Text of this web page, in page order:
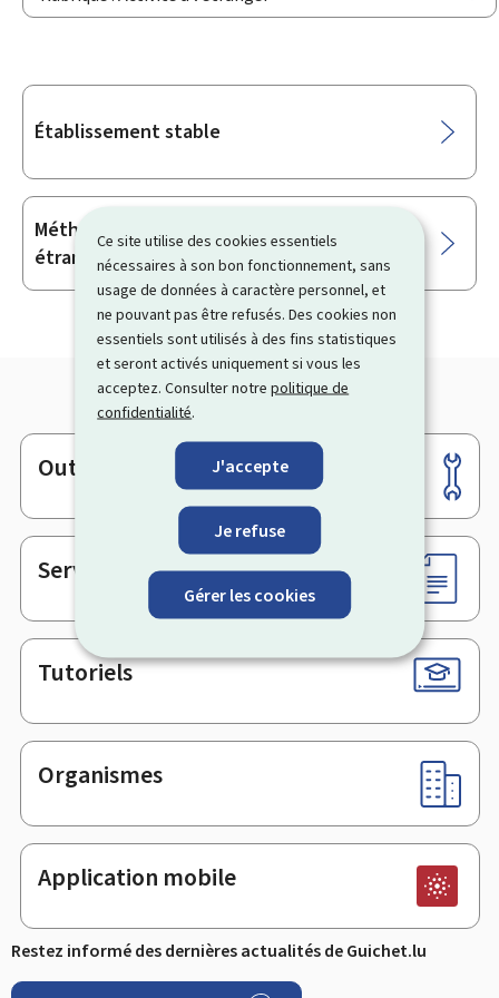
Ce site utilise des cookies essentiels
nécessaires à son bon fonctionnement, sans
usage de données à caractère personnel, et
ne pouvant pas être refusés. Des cookies non
essentiels sont utilisés à des fins statistiques
et seront activés uniquement si vous les
acceptez. Consulter notrepolitique de
confidentialité.
J'accepte
Je refuse
Gérer les cookies
Sous-
Établissement stable
Méthode de l’imputation de l’impôt
étranger
Pied
de
page
Outils
Services en ligne & Formulaires
Tutoriels
Organismes
Application mobile
Restez informé des dernières actualités de Guichet.lu